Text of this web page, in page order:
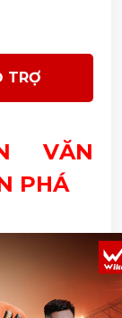
TRỢ
VĂN
PHÁ